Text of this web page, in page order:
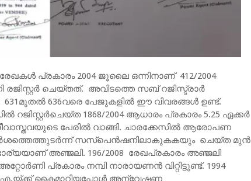
രേഖകള്‍ പ്രകാരം 2004 ജൂലൈ ഒന്നിനാണ് 412/2004
ചെയ്തത്. അവിടത്തെ സബ് റജിസ്ട്രാര്‍
636വരെ പേജുകളില്‍ ഈ വിവരങ്ങള്‍ ഉണ്ട്.
റജിസ്റ്റര്‍ചെയ്ത 1868/2004 ആധാരം പ്രകാരം 5.25 ഏക്കര്‍
പേരില്‍ വാങ്ങി. ചാരക്കേസില്‍ ആരോപണ
സസ്‌പെന്‍ഷനിലാകുകകയും ചെയ്ത മുന്‍
അഞ്ജലി. 196/2008 രേഖപ്രകാരം അഞ്ജലി
പ്രകാരം നമ്പി നാരായണന്‍ വിറ്റിട്ടുണ്ട്. 1994
കൈമാറിയപ്പോള്‍ അന്വേഷണ